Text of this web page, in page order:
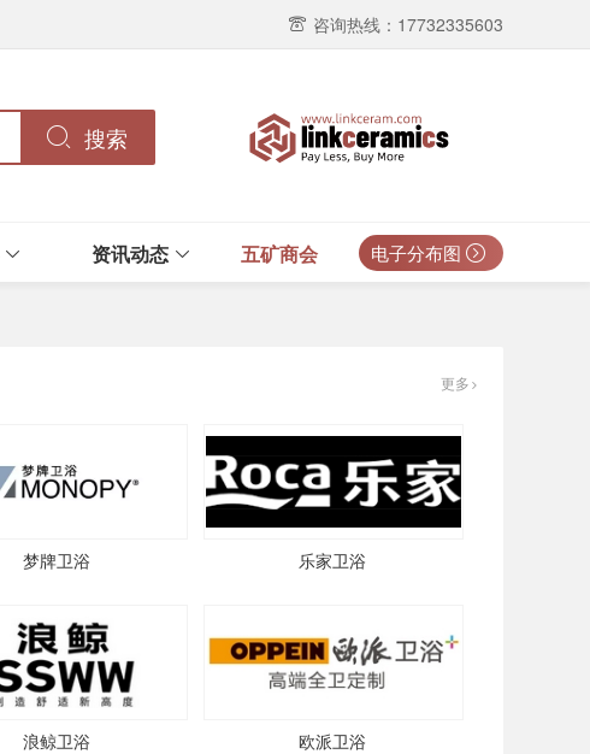
咨询热线：17732335603
搜索
资讯动态 五矿商会 电子分布图
更多
梦牌卫浴 乐家卫浴
浪鲸卫浴 欧派卫浴